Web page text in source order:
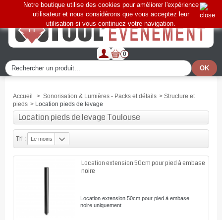
0
Notre boutique utilise des cookies pour améliorer l'expérience
utilisateur et nous considérons que vous acceptez leur
utilisation si vous continuez votre navigation.
Accueil > Sonorisation & Lumières - Packs et détails > Structure et
pieds > Location pieds de levage
Location pieds de levage Toulouse
Tri :
Le moins
Location extension 50cm pour pied à embase
noire
Location extension 50cm pour pied à embase
noire uniquement